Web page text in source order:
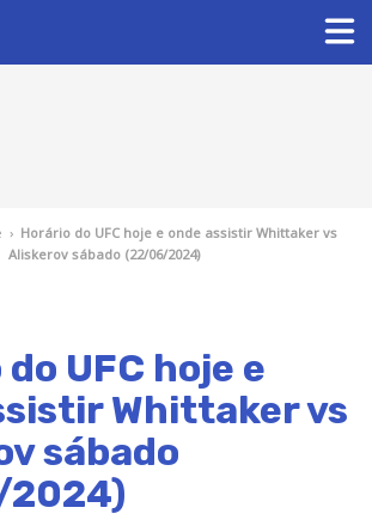
› Horário do UFC hoje e onde assistir Whittaker vs
Aliskerov sábado (22/06/2024)
UFC hoje e
Whittaker vs
sábado